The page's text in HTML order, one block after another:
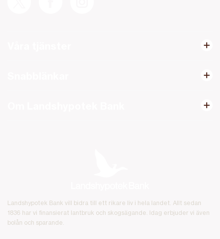
Landshypotek Bank vill bidra till ett rikare liv i hela landet. Allt sedan
1836 har vi finansierat lantbruk och skogsägande. Idag erbjuder vi även
bolån och sparande.